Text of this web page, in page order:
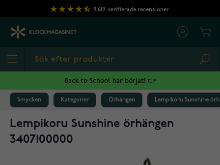
Hoppa till innehållet
9,619 verifierade recensioner
Back to School har börjat! 👉
Smycken Kategorier Örhängen Lempikoru Sunshine
Lempikoru Sunshine örhängen
3407100000